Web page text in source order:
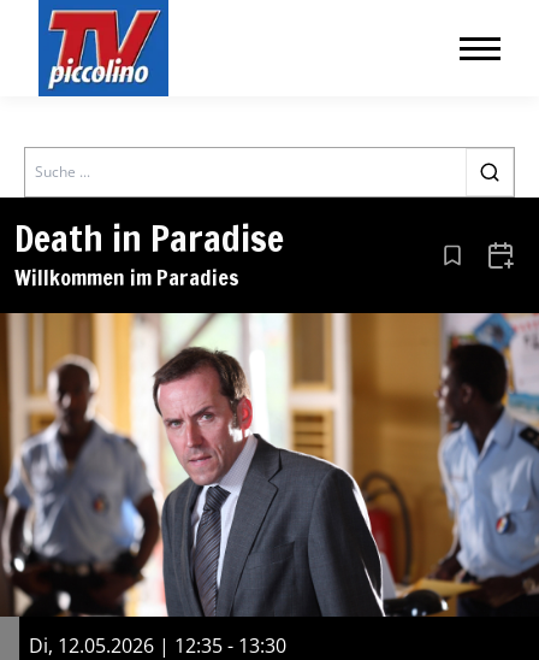
Search
Death in Paradise
Willkommen im Paradies Aus den
Di, 12.05.2026 | 12:35 - 13:30